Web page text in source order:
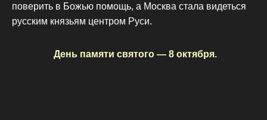
поверить в Божью помощь, а Москва стала видеться
русским князьям центром Руси.
День памяти святого — 8 октября.